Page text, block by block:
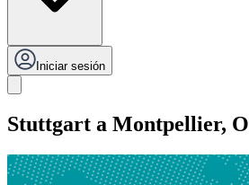
Iniciar sesión
Stuttgart a Montpellier,